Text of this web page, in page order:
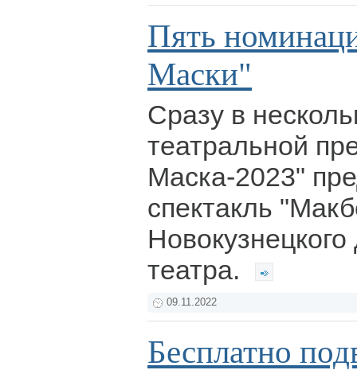
Пять
Маски"
Сразу в
театральной
Маска-2023"
спектакль
театра.
09.11.2022
Бесплатно